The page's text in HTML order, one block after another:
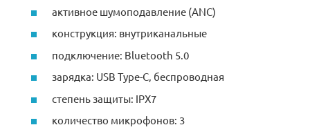
активное шумоподавление (ANC)
конструкция: внутриканальные
подключение: Bluetooth 5.0
зарядка: USB Type-C, беспроводная
степень защиты: IPX7
количество микрофонов: 3